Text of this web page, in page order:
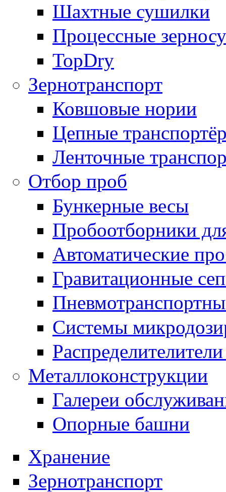
Шахтные сушилки
Процессные
TopDry
Зернотранспорт
Ковшовые нории
Цепные
Ленточные
Отбор проб
Бункерные весы
Пробоотборники
Автоматические
Гравитационные
Системы
Металлоконструкции
Галереи
Опорные башни
Хранение
Зернотранспорт